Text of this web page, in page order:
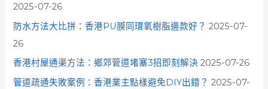
2025-07-26
防水方法大比拼：香港PU膜同環氧樹脂邊款好？ 2025-07-
26
香港村屋通渠方法：鄉郊管道堵塞3招即刻解決 2025-07-26
管道疏通失敗案例：香港業主點樣避免DIY出錯？ 2025-07-